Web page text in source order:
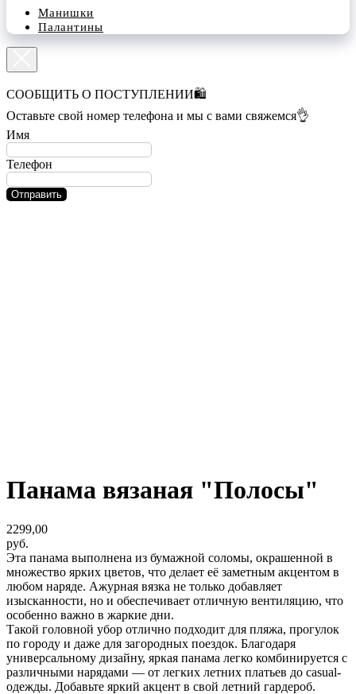
Манишки
Палантины
СООБЩИТЬ О ПОСТУПЛЕНИИ🛍️
Оставьте свой номер телефона и мы с вами свяжемся👌
Имя
Телефон
Отправить
Панама вязаная "Полосы"
2299,00
руб.
Эта панама выполнена из бумажной соломы, окрашенной в
множество ярких цветов, что делает её заметным акцентом в
любом наряде. Ажурная вязка не только добавляет
изысканности, но и обеспечивает отличную вентиляцию, что
особенно важно в жаркие дни.
Такой головной убор отлично подходит для пляжа, прогулок
по городу и даже для загородных поездок. Благодаря
универсальному дизайну, яркая панама легко комбинируется с
различными нарядами — от легких летних платьев до casual-
одежды. Добавьте яркий акцент в свой летний гардероб.